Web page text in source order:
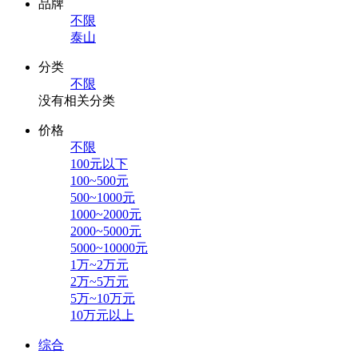
品牌
不限
泰山
分类
不限
没有相关分类
价格
不限
100元以下
100~500元
500~1000元
1000~2000元
2000~5000元
5000~10000元
1万~2万元
2万~5万元
5万~10万元
10万元以上
综合